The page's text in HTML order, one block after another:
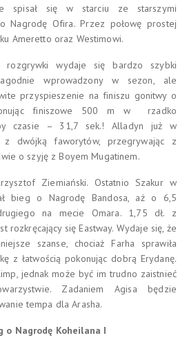
spisał się w starciu ze starszymi
Nagrodę Ofira. Przez połowę prostej
Ameretto oraz Westimowi.
rozgrywki wydaje się bardzo szybki
wprowadzony w sezon, ale
przyspieszenie na finiszu gonitwy o
finiszowe 500 m w rzadko
czasie – 31,7 sek.! Alladyn już w
z dwójką faworytów, przegrywając z
o szyję z Boyem Mugatinem.
Ziemiański. Ostatnio Szakur w
bieg o Nagrodę Bandosa, aż o 6,5
na mecie Omara. 1,75 dł. z
rozkręcający się Eastway. Wydaje się, że
szanse, chociaż Farha sprawiła
z łatwością pokonując dobrą Erydanę.
jednak może być im trudno zaistnieć
Zadaniem Agisa będzie
tempa dla Arasha.
o Nagrodę Koheilana I